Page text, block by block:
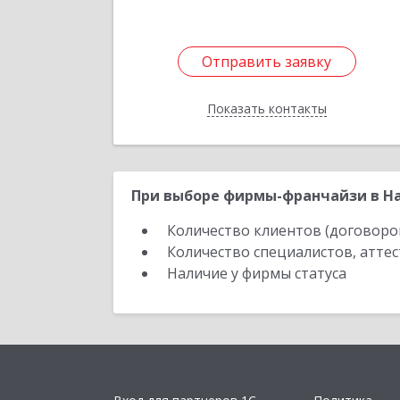
Отправить заявку
Показать контакты
Отправить заявку
Назад
При выборе фирмы-франчайзи в
Количество клиентов
Количество специалистов,
Наличие у фирмы статуса